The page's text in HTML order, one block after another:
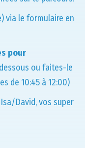
via le formulaire en
pour
ou faites-le
de 10:45 à 12:00)
David, vos super